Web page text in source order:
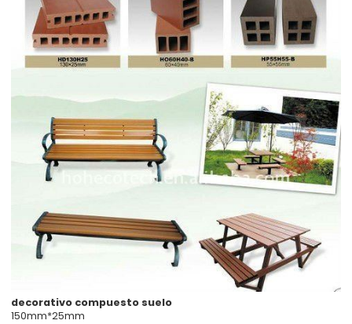
decorativo compuesto suelo
150mm*25mm